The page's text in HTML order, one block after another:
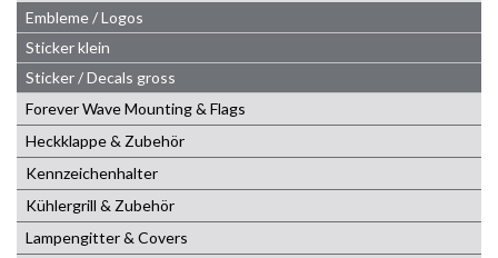
Embleme / Logos
Sticker klein
Sticker / Decals gross
Forever Wave Mounting & Flags
Heckklappe & Zubehör
Kennzeichenhalter
Kühlergrill & Zubehör
Lampengitter & Covers